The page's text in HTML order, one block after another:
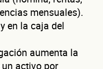
mensuales).
en la caja del
aumenta la
activo por